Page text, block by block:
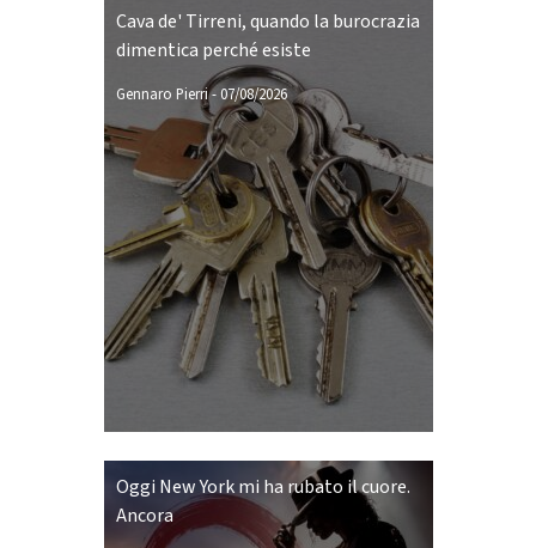
Cava de' Tirreni, quando la burocrazia
dimentica perché esiste
Gennaro Pierri- 07/08/2026
Oggi New York mi ha rubato il cuore.
Ancora